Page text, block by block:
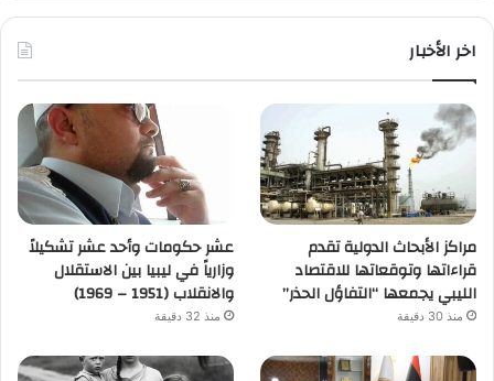
اخر الأخبار
مراكز الأبحاث الدولية تقدم
قراءاتها وتوقعاتها للاقتصاد
الليبي يجمعها “التفاؤل الحذر”
منذ 30 دقيقة
عشر حكومات وأحد عشر تشكيلاً
وزارياً في ليبيا بين الاستقلال
والانقلاب (1951 – 1969)
منذ 32 دقيقة